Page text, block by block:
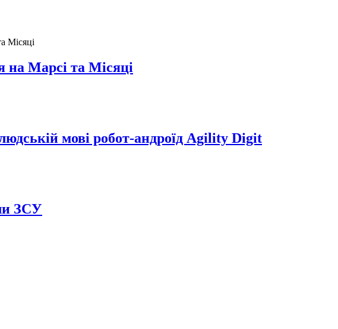
на Марсі та Місяці
мові робот-андроїд Agility Digit
ЗСУ